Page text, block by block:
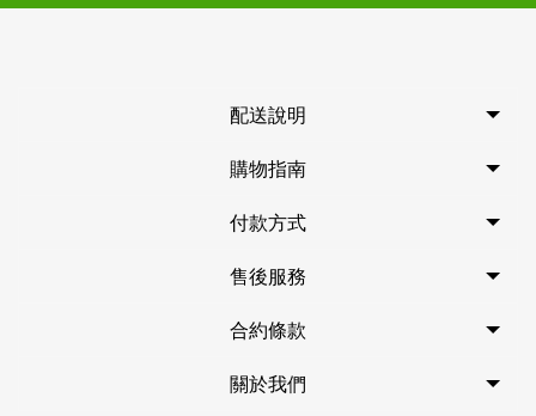
配送說明
購物指南
付款方式
售後服務
合約條款
關於我們